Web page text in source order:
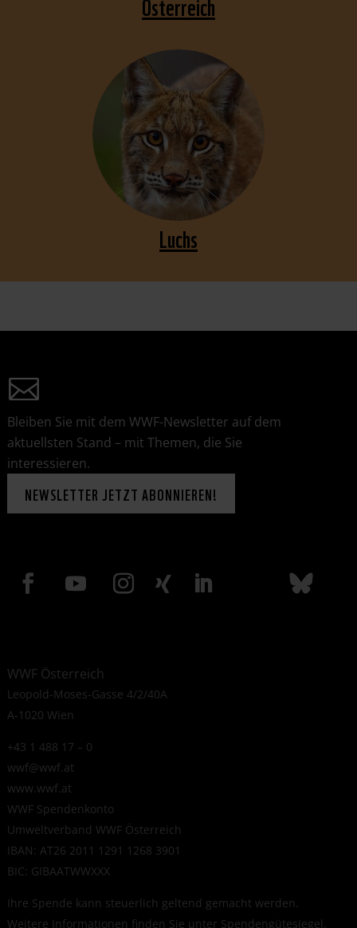
Luchs
Bleiben Sie mit dem WWF-Newsletter auf dem
aktuellsten Stand – mit Themen, die Sie
interessieren.
NEWSLETTER JETZT ABONNIEREN!
WWF Österreich
Leopold-Moses-Gasse 4/2/40A
A-1020 Wien
+43 1 488 17 – 0
wwf@wwf.at
www.wwf.at
WWF Spendenkonto
Umweltverband WWF Österreich
IBAN: AT26 2011 1291 1268 3901
BIC: GIBAATWWXXX
Ihre Spende kann steuerlich geltend gemacht werden.
Weitere Informationen finden Sie unter Spendengütesiegel.